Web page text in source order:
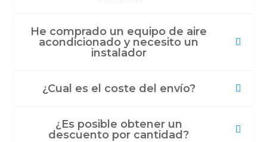
He comprado un equipo de aire
acondicionado y necesito un
instalador
¿Cual es el coste del envío?
¿Es posible obtener un
descuento por cantidad?